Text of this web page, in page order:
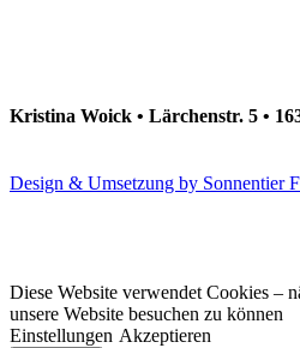
Kristina Woick • Lärchenstr. 5 •
Design & Umsetzung by Sonnentier
Diese Website verwendet Cookies –
unsere Website besuchen zu können
Einstellungen Akzeptieren